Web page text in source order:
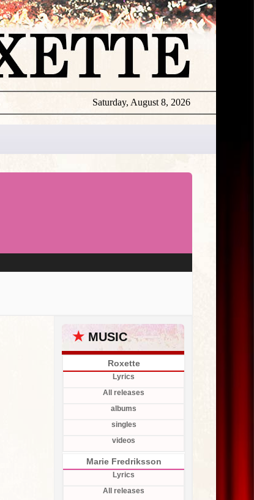
Saturday, August 8, 2026
★ MUSIC
Roxette
Lyrics
All releases
albums
singles
videos
Marie Fredriksson
Lyrics
All releases